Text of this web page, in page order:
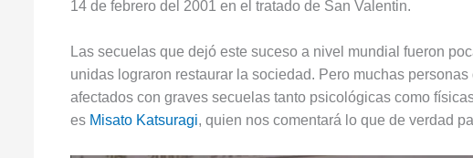
14 de febrero del 2001 en el tratado de San Valentin.
Las secuelas que dejó este suceso a nivel mundial fueron
unidas lograron restaurar la sociedad. Pero muchas personas
afectados con graves secuelas tanto psicológicas como
es Misato Katsuragi, quien nos comentará lo que de verdad